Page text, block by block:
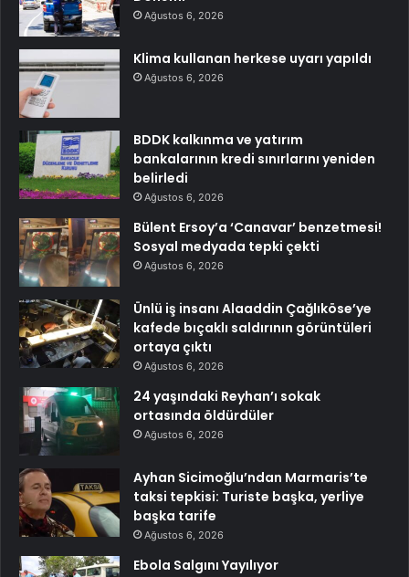
Ağustos 6, 2026
Klima kullanan herkese uyarı yapıldı
Ağustos 6, 2026
BDDK kalkınma ve yatırım
bankalarının kredi sınırlarını yeniden
belirledi
Ağustos 6, 2026
Bülent Ersoy’a ‘Canavar’ benzetmesi!
Sosyal medyada tepki çekti
Ağustos 6, 2026
Ünlü iş insanı Alaaddin Çağlıköse’ye
kafede bıçaklı saldırının görüntüleri
ortaya çıktı
Ağustos 6, 2026
24 yaşındaki Reyhan’ı sokak
ortasında öldürdüler
Ağustos 6, 2026
Ayhan Sicimoğlu’ndan Marmaris’te
taksi tepkisi: Turiste başka, yerliye
başka tarife
Ağustos 6, 2026
Ebola Salgını Yayılıyor